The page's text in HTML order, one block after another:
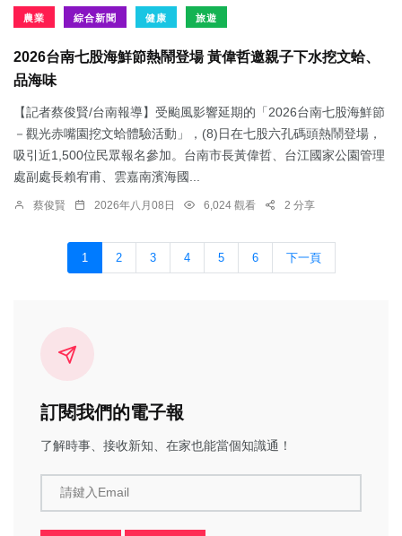
農業 綜合新聞 健康 旅遊
2026台南七股海鮮節熱鬧登場 黃偉哲邀親子下水挖文蛤、
品海味
【記者蔡俊賢/台南報導】受颱風影響延期的「2026台南七股海鮮節
－觀光赤嘴園挖文蛤體驗活動」，(8)日在七股六孔碼頭熱鬧登場，
吸引近1,500位民眾報名參加。台南市長黃偉哲、台江國家公園管理
處副處長賴宥甫、雲嘉南濱海國...
蔡俊賢 2026年八月08日 6,024 觀看 2 分享
1 2 3 4 5 6 下一頁
訂閱我們的電子報
了解時事、接收新知、在家也能當個知識通！
請鍵入Email